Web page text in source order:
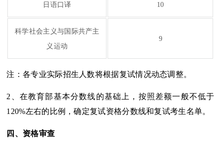
日语口译 10
科学社会主义与国际共产主
义运动
9
注：各专业实际招生人数将根据复试情况动态调整。
2、在教育部基本分数线的基础上，按照差额一般不低于
120%左右的比例，确定复试资格分数线和复试考生名单。
四、资格审查